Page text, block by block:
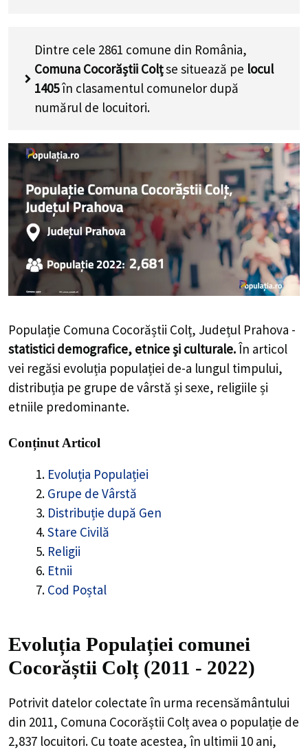
Dintre cele 2861 comune din România,
Comuna Cocorăștii Colțse situează pe locul
1405în clasamentul comunelor după
numărul de locuitori.
Populație Comuna Cocorăștii Colț, Județul Prahova -
statistici demografice, etnice și culturale.În articol
vei regăsi evoluția populației de-a lungul timpului,
distribuția pe grupe de vârstă și sexe, religiile și
etniile predominante.
Conținut Articol
Evoluția Populației
Grupe de Vârstă
Distribuție după Gen
Stare Civilă
Religii
Etnii
Cod Poștal
Evoluția Populației comunei
Cocorăștii Colț (2011 - 2022)
Potrivit datelor colectate în urma recensământului
din 2011, Comuna Cocorăștii Colț avea o populație de
2,837 locuitori. Cu toate acestea, în ultimii 10 ani,